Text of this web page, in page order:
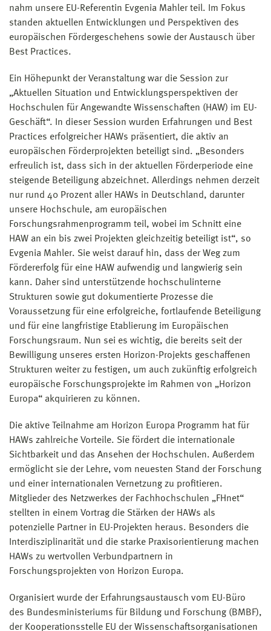
nahm unsere EU-Referentin Evgenia Mahler teil. Im Fokus
standen aktuellen Entwicklungen und Perspektiven des
europäischen Fördergeschehens sowie der Austausch über
Best Practices.
Ein Höhepunkt der Veranstaltung war die Session zur
„Aktuellen Situation und Entwicklungsperspektiven der
Hochschulen für Angewandte Wissenschaften (HAW) im EU-
Geschäft“. In dieser Session wurden Erfahrungen und Best
Practices erfolgreicher HAWs präsentiert, die aktiv an
europäischen Förderprojekten beteiligt sind. „Besonders
erfreulich ist, dass sich in der aktuellen Förderperiode eine
steigende Beteiligung abzeichnet. Allerdings nehmen derzeit
nur rund 40 Prozent aller HAWs in Deutschland, darunter
unsere Hochschule, am europäischen
Forschungsrahmenprogramm teil, wobei im Schnitt eine
HAW an ein bis zwei Projekten gleichzeitig beteiligt ist“, so
Evgenia Mahler. Sie weist darauf hin, dass der Weg zum
Fördererfolg für eine HAW aufwendig und langwierig sein
kann. Daher sind unterstützende hochschulinterne
Strukturen sowie gut dokumentierte Prozesse die
Voraussetzung für eine erfolgreiche, fortlaufende Beteiligung
und für eine langfristige Etablierung im Europäischen
Forschungsraum. Nun sei es wichtig, die bereits seit der
Bewilligung unseres ersten Horizon-Projekts geschaffenen
Strukturen weiter zu festigen, um auch zukünftig erfolgreich
europäische Forschungsprojekte im Rahmen von „Horizon
Europa“ akquirieren zu können.
Die aktive Teilnahme am Horizon Europa Programm hat für
HAWs zahlreiche Vorteile. Sie fördert die internationale
Sichtbarkeit und das Ansehen der Hochschulen. Außerdem
ermöglicht sie der Lehre, vom neuesten Stand der Forschung
und einer internationalen Vernetzung zu profitieren.
Mitglieder des Netzwerkes der Fachhochschulen „FHnet“
stellten in einem Vortrag die Stärken der HAWs als
potenzielle Partner in EU-Projekten heraus. Besonders die
Interdisziplinarität und die starke Praxisorientierung machen
HAWs zu wertvollen Verbundpartnern in
Forschungsprojekten von Horizon Europa.
Organisiert wurde der Erfahrungsaustausch vom EU-Büro
des Bundesministeriums für Bildung und Forschung (BMBF),
der Kooperationsstelle EU der Wissenschaftsorganisationen